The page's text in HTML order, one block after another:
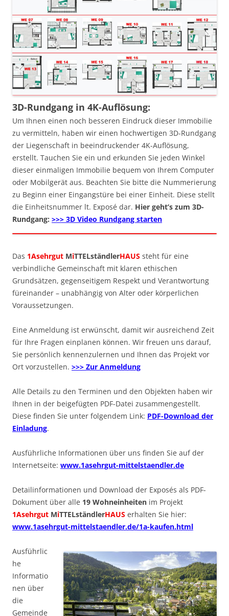
3D-Rundgang in 4K-Auflösung:
Um Ihnen einen noch besseren Eindruck dieser Immobilie
zu vermitteln, haben wir einen hochwertigen 3D-Rundgang
der Liegenschaft in beeindruckender 4K-Auflösung,
erstellt. Tauchen Sie ein und erkunden Sie jeden Winkel
dieser einmaligen Immobilie bequem von Ihrem Computer
oder Mobilgerät aus. Beachten Sie bitte die Nummerierung
zu Beginn einer Eingangstüre bei einer Einheit. Diese stellt
die Einheitsnummer lt. Exposé dar. Hier geht’s zum 3D-
Rundgang: >>> 3D Video Rundgang starten
Das 1Asehrgut MiTTELständlerHAUS steht für eine
verbindliche Gemeinschaft mit klaren ethischen
Grundsätzen, gegenseitigem Respekt und Verantwortung
füreinander – unabhängig von Alter oder körperlichen
Voraussetzungen.
Eine Anmeldung ist erwünscht, damit wir ausreichend Zeit
für Ihre Fragen einplanen können. Wir freuen uns darauf,
Sie persönlich kennenzulernen und Ihnen das Projekt vor
Ort vorzustellen. >>> Zur Anmeldung
Alle Details zu den Terminen und den Objekten haben wir
Ihnen in der beigefügten PDF-Datei zusammengestellt.
Diese finden Sie unter folgendem Link: PDF-Download der
Einladung.
Ausführliche Informationen über uns finden Sie auf der
Internetseite: www.1asehrgut-mittelstaendler.de
Detailinformationen und Download der Exposés als PDF-
Dokument über alle 19 Wohneinheiten im Projekt
1Asehrgut MiTTELständlerHAUS erhalten Sie hier:
www.1asehrgut-mittelstaendler.de/1a-kaufen.html
Ausführlic
he
Informatio
nen über
die
Gemeinde